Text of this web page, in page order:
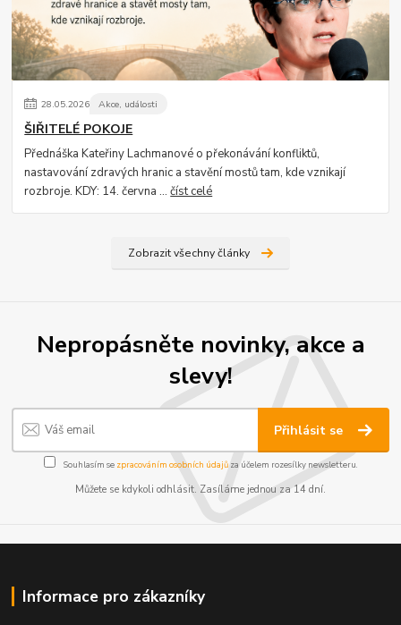
28.05.2026 Akce, události
ŠIŘITELÉ POKOJE
Přednáška Kateřiny Lachmanové o překonávání konfliktů,
nastavování zdravých hranic a stavění mostů tam, kde vznikají
rozbroje. KDY: 14. června ...číst celé
Zobrazit všechny články
Nepropásněte novinky, akce a
slevy!
Přihlásit se
Souhlasím se zpracováním osobních údajůza účelem rozesílky newsletteru.
Můžete se kdykoli odhlásit. Zasíláme jednou za 14 dní.
Informace pro zákazníky